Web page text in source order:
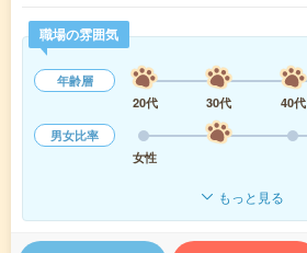
職場の雰囲気
年齢層
20代
30代 40代
男女比率
女性
もっと見る